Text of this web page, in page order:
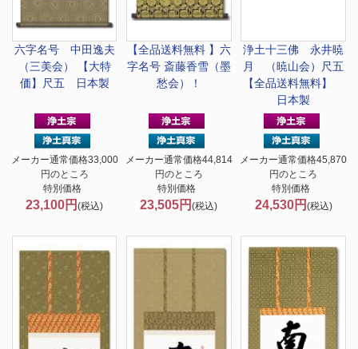
六字名号 中田逸夫
（三美会） 【大特
価】尺五 日本製
メーカー通常価格33,000
円のところ
特別価格
23,100円(税込)
【全品送料無料 】 六
字名号 斎藤香雪（墨
愁会）！
メーカー通常価格44,814
円のところ
特別価格
23,505円(税込)
浄土十三佛 永井暁
月 （暁山会）尺五
【全品送料無料】
日本製
メーカー通常価格45,870
円のところ
特別価格
24,530円 (税込)